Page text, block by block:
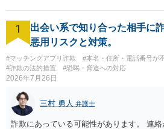
1
出会い系で知り合った相手に
悪用リスクと対策。
#マッチングアプリ詐欺 #本名・住所・電話番号が
#詐欺の法的措置
#恐喝・脅迫への対応
2026年7月26日
三村 勇人 弁護士
詐欺にあっている可能性があります。 連